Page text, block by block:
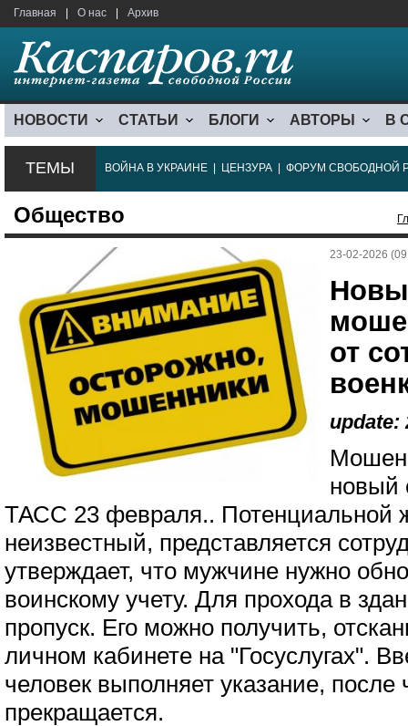
Главная О нас Архив
НОВОСТИ СТАТЬИ БЛОГИ АВТОРЫ В
ТЕМЫ ВОЙНА В УКРАИНЕ ЦЕНЗУРА ФОРУМ СВОБОДНОЙ
Общество
23-02-2026
от
update:
новый
ТАСС 23 февраля.. Потенциальной
неизвестный, представляется
утверждает, что мужчине нужно
воинскому учету. Для прохода в
пропуск. Его можно получить,
личном кабинете на "Госуслугах".
человек выполняет указание, после
прекращается.